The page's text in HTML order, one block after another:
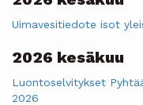
Uimavesitiedote isot
2026 kesäkuu
Luontoselvitykset
2026